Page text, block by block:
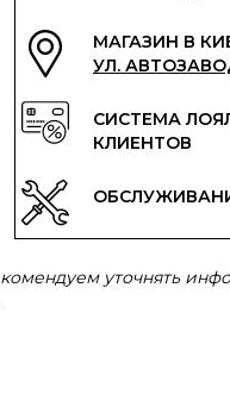
МАГАЗИН В
УЛ.
СИСТЕМА
КЛИЕНТОВ
уточнять